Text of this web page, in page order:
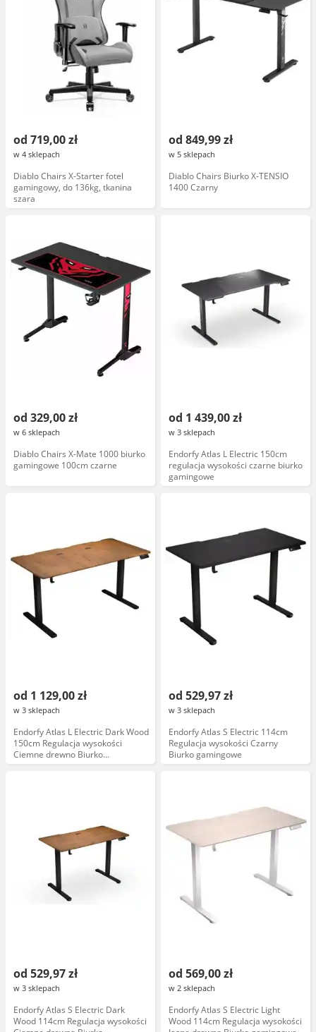
od 719,00 zł
w 4 sklepach
Diablo Chairs X-Starter fotel
gamingowy, do 136kg, tkanina
szara
od 849,99 zł
w 5 sklepach
Diablo Chairs Biurko X-TENSIO
1400 Czarny
od 329,00 zł
w 6 sklepach
Diablo Chairs X-Mate 1000 biurko
gamingowe 100cm czarne
od 1 439,00 zł
w 3 sklepach
Endorfy Atlas L Electric 150cm
regulacja wysokości czarne biurko
gamingowe
od 1 129,00 zł
w 3 sklepach
Endorfy Atlas L Electric Dark Wood
150cm Regulacja wysokości
Ciemne drewno Biurko
gamingowe
od 529,97 zł
w 3 sklepach
Endorfy Atlas S Electric 114cm
Regulacja wysokości Czarny
Biurko gamingowe
od 529,97 zł
w 3 sklepach
Endorfy Atlas S Electric Dark
Wood 114cm Regulacja wysokości
od 569,00 zł
w 2 sklepach
Endorfy Atlas S Electric Light
Wood 114cm Regulacja wysokości